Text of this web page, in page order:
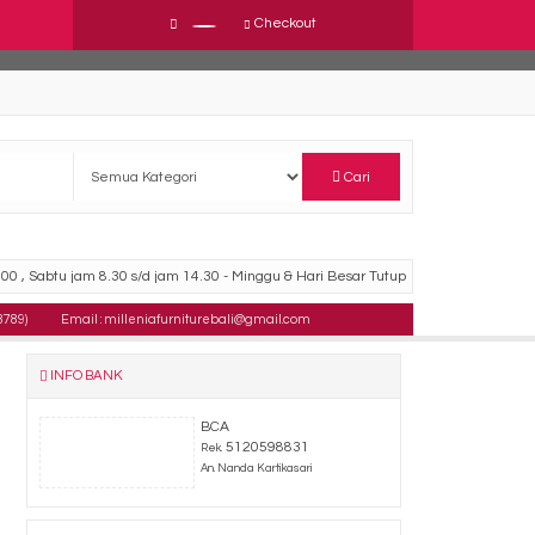
Checkout
Cari
, Sabtu jam 8.30 s/d jam 14.30 - Minggu & Hari Besar Tutup
Email : milleniafurniturebali@gmail.com
INFO BANK
BCA
Rek. 5120598831
An. Nanda Kartikasari